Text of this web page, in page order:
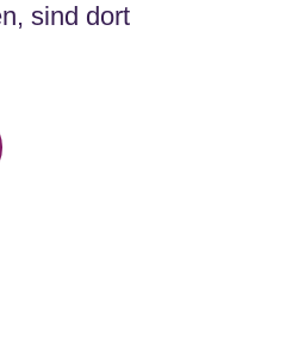
sind dort